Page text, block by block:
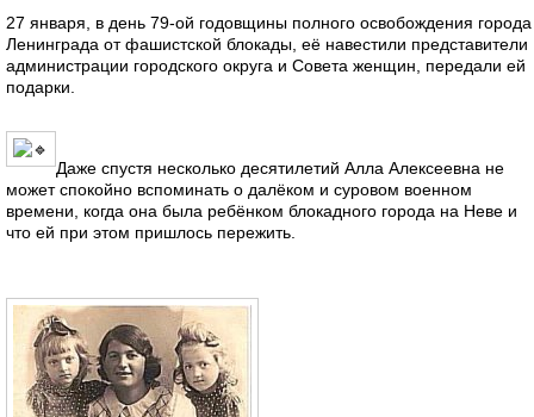
27 января, в день 79-ой годовщины полного освобождения города
Ленинграда от фашистской блокады, её навестили представители
администрации городского округа и Совета женщин, передали ей
подарки.
Даже спустя несколько десятилетий Алла Алексеевна не
может спокойно вспоминать о далёком и суровом военном
времени, когда она была ребёнком блокадного города на Неве и
что ей при этом пришлось пережить.